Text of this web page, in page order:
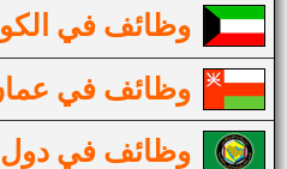
وظائف في
وظائف في
وظائف في دول